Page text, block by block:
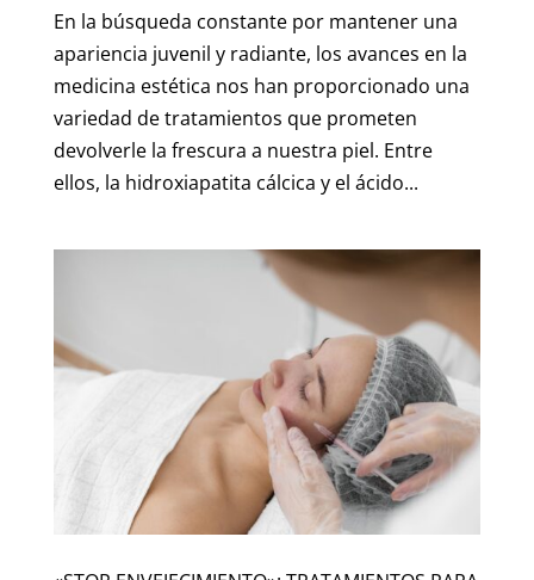
En la búsqueda constante por mantener una
apariencia juvenil y radiante, los avances en la
medicina estética nos han proporcionado una
variedad de tratamientos que prometen
devolverle la frescura a nuestra piel. Entre
ellos, la hidroxiapatita cálcica y el ácido...